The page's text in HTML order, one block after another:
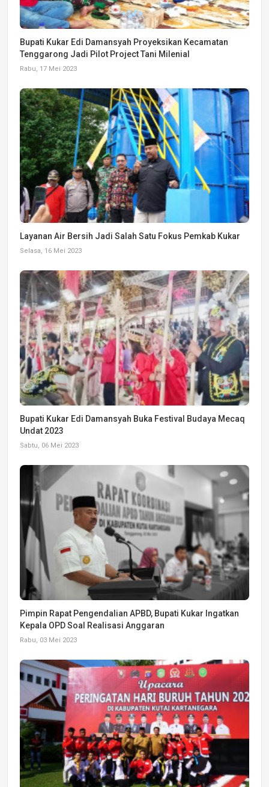
Bupati Kukar Edi Damansyah Proyeksikan Kecamatan
Tenggarong Jadi Pilot Project Tani Milenial
Rabu, 17 Mei 2023
Layanan Air Bersih Jadi Salah Satu Fokus Pemkab Kukar
Selasa, 16 Mei 2023
Bupati Kukar Edi Damansyah Buka Festival Budaya Mecaq
Undat 2023
Sabtu, 06 Mei 2023
Pimpin Rapat Pengendalian APBD, Bupati Kukar Ingatkan
Kepala OPD Soal Realisasi Anggaran
Rabu, 03 Mei 2023